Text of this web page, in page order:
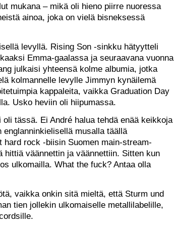
mukana – mikä oli hieno piirre nuoressa
ainoa, joka on vielä bisneksessä
levyllä. Rising Son -sinkku hätyytteli
Emma-gaalassa ja seuraavana vuonna
julkaisi yhteensä kolme albumia, jotka
kolmannelle levylle Jimmyn kynäilemä
kappaleita, vaikka Graduation Day
Usko heviin oli hiipumassa.
tässä. Ei André halua tehdä enää keikkoja
musalla täällä
rock -biisin Suomen main-stream-
väännettin ja väännettiin. Sitten kun
ulkomailla. What the fuck? Antaa olla
vaikka onkin sitä mieltä, että Sturm und
tien jollekin ulkomaiselle metallilabelille,